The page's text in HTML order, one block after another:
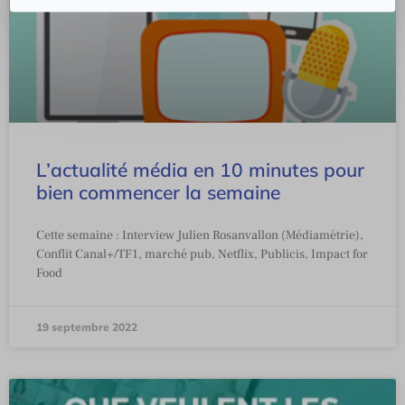
L’actualité média en 10 minutes pour
bien commencer la semaine
Cette semaine : Interview Julien Rosanvallon (Médiamétrie),
Conflit Canal+/TF1, marché pub, Netflix, Publicis, Impact for
Food
19 septembre 2022